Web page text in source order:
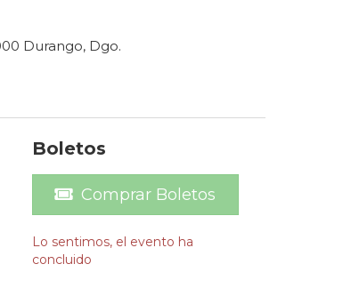
Durango, Dgo.
Boletos
Comprar Boletos
Lo sentimos, el evento ha
concluido